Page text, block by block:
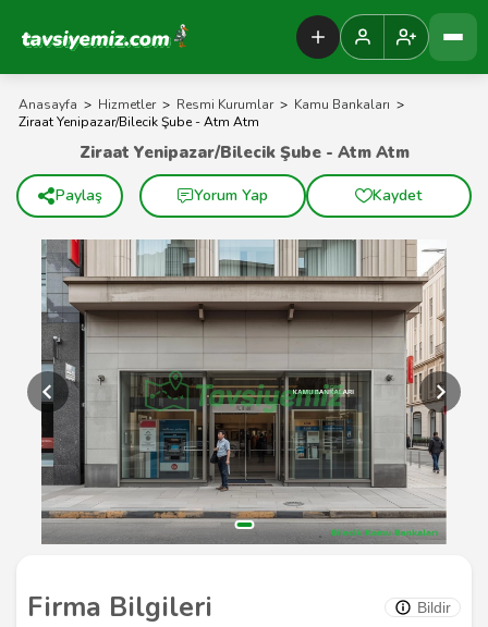
Tavsiyemiz Anasayfa
Anasayfa > Hizmetler > Resmi Kurumlar > Kamu Bankaları >
Ziraat Yenipazar/Bilecik Şube - Atm Atm
Firma Bilgileri Bildir
Ziraat Yenipazar/Bilecik Şube - Atm Atm
Paylaş Yorum Yap Kaydet